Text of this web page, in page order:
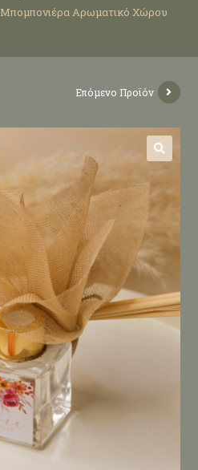
Μπομπονιέρα Αρωματικό Χώρου
Επόμενο Προϊόν